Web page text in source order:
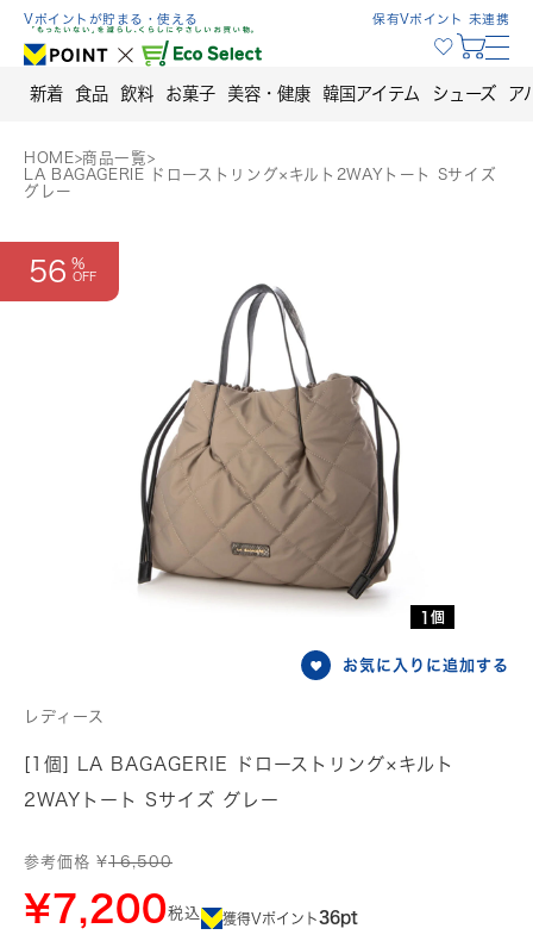
Skip
content
Vポイントが貯まる・使える 保有Vポイント 未連携
新着 食品 飲料 お菓子 美容・健康 韓国アイテム シューズ ア
HOME>商品一覧>
LA BAGAGERIE ドローストリング×キルト2WAYトート Sサイズ
グレー
56
1個
お気に入りに追加する
レディース
[1個] LA BAGAGERIE ドローストリング×キルト
2WAYトート Sサイズ グレー
参考価格 ¥16,500
¥7,200税込 獲得Vポイント36pt